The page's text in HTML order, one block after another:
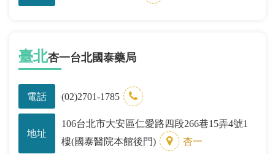
臺北杏一台北國泰藥局
電話 (02)2701-1785
地址
106台北市大安區仁愛路四段266巷15弄4號1
樓(國泰醫院本館後門)
杏一